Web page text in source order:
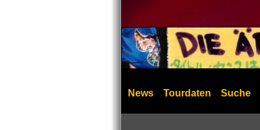
News Tourdaten Suche